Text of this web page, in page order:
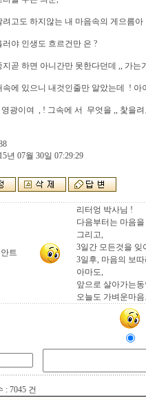
려고도 하지않는 내 마음속의 게으름아
러야 인생도 흐르건만 은 ?
지곧 하면 아니간만 못한다던데 ,, 가는
속에 있으니 내것인줄만 알았는데 !
영광이여 , ! 그속에 서 무엇을 ,, 찿을려
년 07월 30일 07:29:29
트
리터엉 박사님 !
다음부터는 마음
그리고,
3일간 모든것을 잊
3일후, 마음의 보
아마도,
앞으로 살아가는
오늘도 가벼운마
: 7045 건